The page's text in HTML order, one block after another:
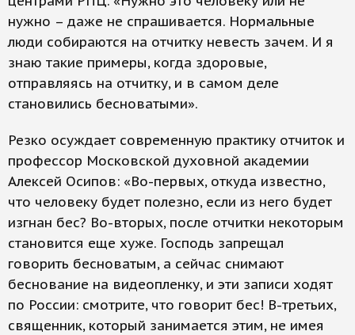
нужно – даже не спрашивается. Нормальные
люди собираются на отчитку невесть зачем. И я
знаю такие примеры, когда здоровые,
отправляясь на отчитку, и в самом деле
становились бесноватыми».
Резко осуждает современную практику отчиток и
профессор Московской духовной академии
Алексей Осипов: «Во-первых, откуда известно,
что человеку будет полезно, если из него будет
изгнан бес? Во-вторых, после отчитки некоторым
становится еще хуже. Господь запрещал
говорить бесноватым, а сейчас снимают
беснование на видеопленку, и эти записи ходят
по России: смотрите, что говорит бес! В-третьих,
священник, который занимается этим, не имея